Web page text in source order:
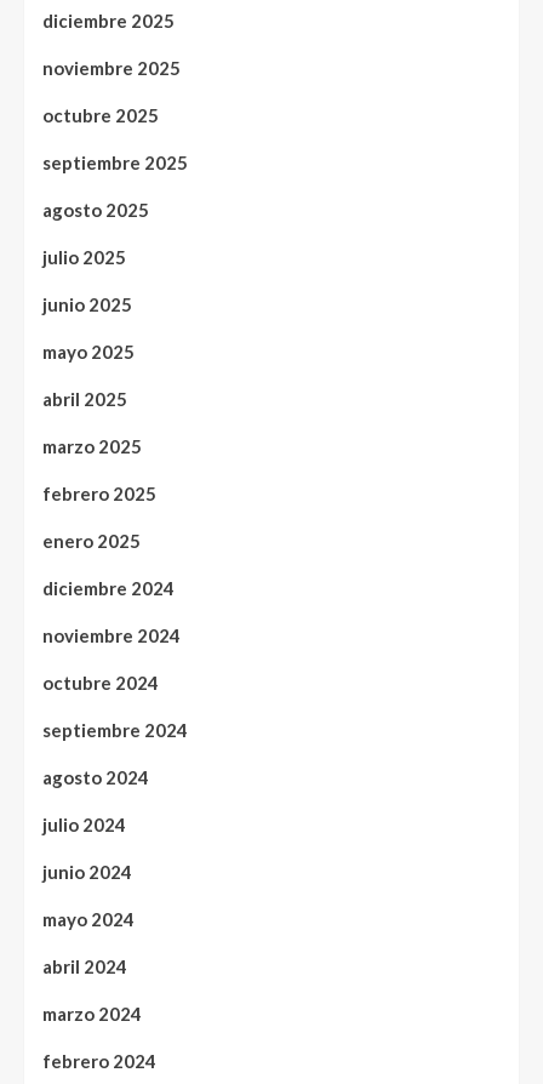
diciembre 2025
noviembre 2025
octubre 2025
septiembre 2025
agosto 2025
julio 2025
junio 2025
mayo 2025
abril 2025
marzo 2025
febrero 2025
enero 2025
diciembre 2024
noviembre 2024
octubre 2024
septiembre 2024
agosto 2024
julio 2024
junio 2024
mayo 2024
abril 2024
marzo 2024
febrero 2024